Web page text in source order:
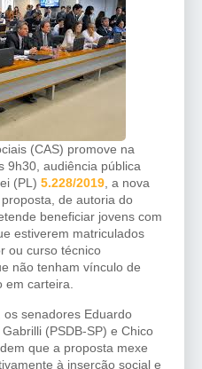
(CAS) promove na
9h30, audiência pública
(PL) 5.228/2019 , a nova
de autoria do
beneficiar jovens com
estiverem matriculados
ou curso técnico
não tenham vínculo de
carteira.
senadores Eduardo
(PSDB-SP) e Chico
que a proposta mexe
à inserção social e